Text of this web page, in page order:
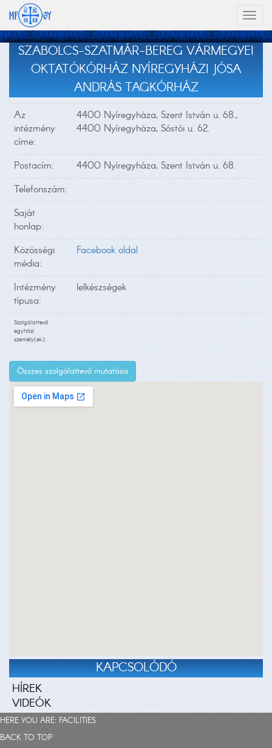
SZABOLCS-SZATMÁR-BEREG VÁRMEGYEI
OKTATÓKÓRHÁZ NYÍREGYHÁZI JÓSA
ANDRÁS TAGKÓRHÁZ
Az
intézmény
címe:
4400 Nyíregyháza, Szent István u. 68.,
4400 Nyíregyháza, Sóstói u. 62.
Postacím:
4400 Nyíregyháza, Szent István u. 68.
Telefonszám:
Saját
honlap:
Közösségi
média:
Facebook oldal
Intézmény
típusa:
lelkészségek
Szolgálattevő
egyházi
személy(ek):
Összes szolgálattevő mutatása
KAPCSOLÓDÓ
HÍREK
VIDEÓK
HERE YOU ARE: FACILITIES
BACK TO TOP